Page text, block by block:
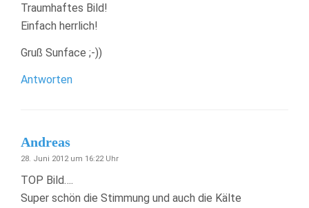
Traumhaftes Bild!
Einfach herrlich!
Gruß Sunface ;-))
Antworten
Andreas
28. Juni 2012 um 16:22 Uhr
TOP Bild….
Super schön die Stimmung und auch die Kälte